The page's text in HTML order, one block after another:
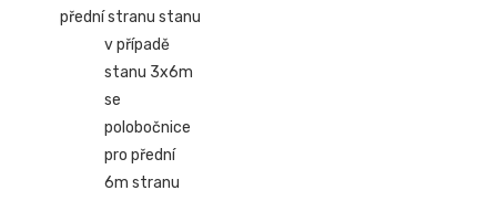
přední stranu stanu
v případě
stanu 3x6m
se
polobočnice
pro přední
6m stranu